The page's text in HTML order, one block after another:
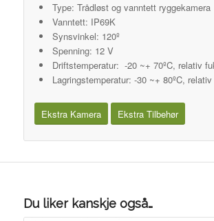
Type: Trådløst og vanntett ryggekamera
Vanntett: IP69K
Synsvinkel: 120º
Spenning: 12 V
Driftstemperatur: -20 ~+ 70ºC, relativ
Lagringstemperatur: -30 ~+ 80ºC,
Ekstra Kamera Ekstra Tilbehør
Du liker kanskje også…